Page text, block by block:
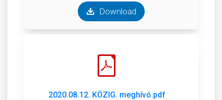
Download
2020.08.12. KÖZIG. meghívó.pdf